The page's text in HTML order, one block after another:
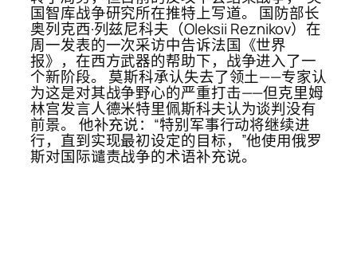
国智库战争研究所在推特上写道。 国防部长
奥列克西·列兹尼科夫（Oleksii Reznikov）在
周一发表的一次采访中告诉法国《世界
报》，在西方武器的帮助下，战争进入了一
个新阶段。 莫斯科承认失去了领土——专家认
为这是对其战争野心的严重打击——但克里姆
林宫发言人德米特里佩斯科夫认为谈判没有
前景。 他补充说：“特别军事行动将继续进
行，直到实现最初设定的目标，”他使用俄罗
斯对国际谴责战争的术语补充说。